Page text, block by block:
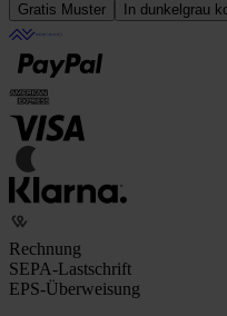
Gratis Muster In dunkelgrau
Rechnung
SEPA-Lastschrift
EPS-Überweisung